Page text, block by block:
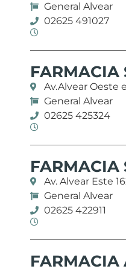
General Alvear
02625 491027
FARMACIA
Av.Alvear Oeste
General Alvear
02625 425324
FARMACIA
Av. Alvear Este
General Alvear
02625 422911
FARMACIA